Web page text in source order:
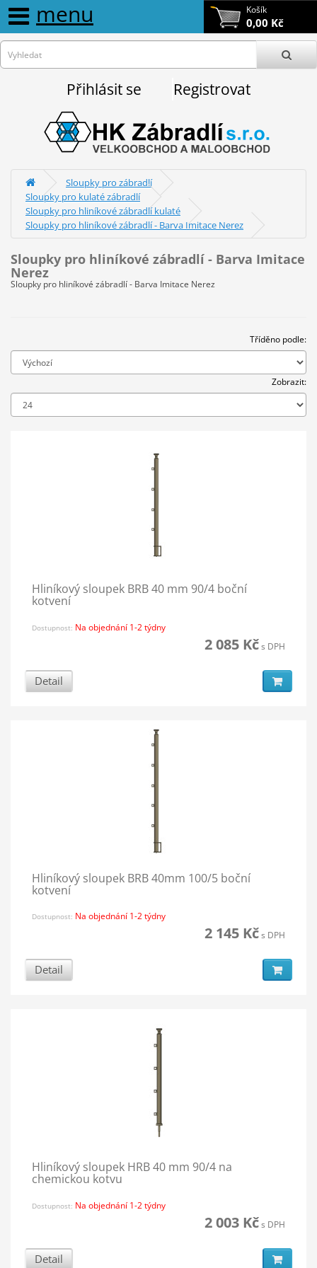
Košík
0,00 Kč
menu
Přihlásit se Registrovat
Sloupky pro zábradlí
Sloupky pro kulaté zábradlí
Sloupky pro hliníkové zábradlí kulaté
Sloupky pro hliníkové zábradlí - Barva Imitace Nerez
Sloupky pro hliníkové zábradlí - Barva Imitace
Nerez
Sloupky pro hliníkové zábradlí - Barva Imitace Nerez
Tříděno podle:
Zobrazit:
Hliníkový sloupek BRB 40 mm 90/4 boční
kotvení
Dostupnost: Na objednání 1-2 týdny
2 085 Kčs DPH
Detail
Hliníkový sloupek BRB 40mm 100/5 boční
kotvení
Dostupnost: Na objednání 1-2 týdny
2 145 Kčs DPH
Detail
Hliníkový sloupek HRB 40 mm 90/4 na
chemickou kotvu
Dostupnost: Na objednání 1-2 týdny
2 003 Kčs DPH
Detail